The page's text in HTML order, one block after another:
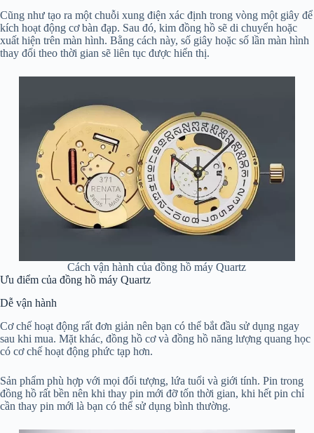
Cũng như tạo ra một chuỗi xung điện xác định trong vòng một giây để
kích hoạt động cơ bàn đạp. Sau đó, kim đồng hồ sẽ di chuyển hoặc
xuất hiện trên màn hình. Bằng cách này, số giây hoặc số lần màn hình
thay đổi theo thời gian sẽ liên tục được hiển thị.
Cách vận hành của đồng hồ máy Quartz
Ưu điểm của đồng hồ máy Quartz
Dễ vận hành
Cơ chế hoạt động rất đơn giản nên bạn có thể bắt đầu sử dụng ngay
sau khi mua. Mặt khác, đồng hồ cơ và đồng hồ năng lượng quang học
có cơ chế hoạt động phức tạp hơn.
Sản phẩm phù hợp với mọi đối tượng, lứa tuổi và giới tính. Pin trong
đồng hồ rất bền nên khi thay pin mới đỡ tốn thời gian, khi hết pin chỉ
cần thay pin mới là bạn có thể sử dụng bình thường.